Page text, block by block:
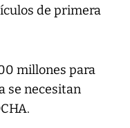
de primera
millones para
se necesitan